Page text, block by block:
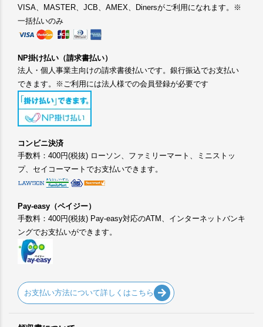
VISA、MASTER、JCB、AMEX、Dinersがご利用になれます。※
一括払いのみ
NP掛け払い（請求書払い）
法人・個人事業主向けの請求書後払いです。銀行振込でお支払い
できます。※ご利用には法人様での会員登録が必要です
コンビニ決済
手数料：400円(税抜) ローソン、ファミリーマート、ミニストッ
プ、セイコーマートでお支払いできます。
Pay-easy（ペイジー）
手数料：400円(税抜) Pay-easy対応のATM、インターネットバンキ
ングでお支払いができます。
お支払い方法について詳しくはこちら